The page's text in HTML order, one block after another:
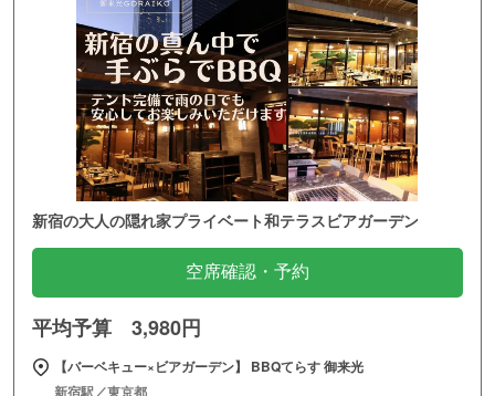
新宿の大人の隠れ家プライベート和テラスビアガーデン
空席確認・予約
平均予算 3,980円
【バーベキュー×ビアガーデン】 BBQてらす 御来光
新宿駅／東京都